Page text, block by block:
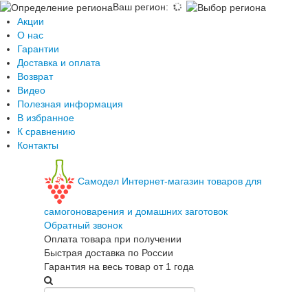
Ваш регион:
Акции
О нас
Гарантии
Доставка и оплата
Возврат
Видео
Полезная информация
В избранное
К сравнению
Контакты
Самодел Интернет-магазин товаров для
самогоноварения и домашних заготовок
Обратный звонок
Оплата товара при получении
Быстрая доставка по России
Гарантия на весь товар от 1 года